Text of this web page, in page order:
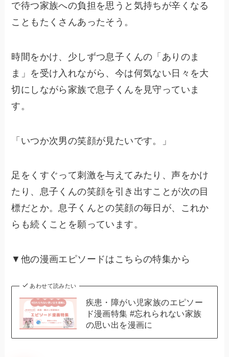
で待つ家族への負担を思うと気持ちが辛くなる
こともたくさんあったそう。
時間をかけ、少しずつ息子くんの「ありのま
ま」を受け入れながら、今は何気ない日々を大
切にしながら家族で息子くんを見守っていま
す。
「いつか次男の笑顔が見たいです。」
足をくすぐって刺激を与えてみたり、声をかけ
たり、息子くんの笑顔を引き出すことが次の目
標だとか。息子くんとの笑顔の毎日が、これか
らも続くことを願っています。
▼他の漫画エピソードはこちらの特集から
あわせて読みたい
疾患・障がい児家族のエピソー
ド漫画特集 #忘れられない家族
の思い出を漫画に